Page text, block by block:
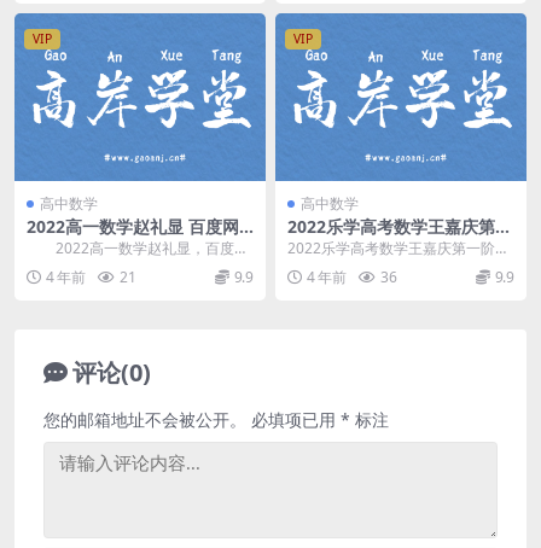
VIP
高中数学
2022高一数学赵礼显 百度网
盘分享
2022高一数学赵礼显，百度网
盘高中数学课程8.02G高清视频。
资源目录...
4 年前 21 9.9
VIP
高中数学
2022乐学高考数学王嘉庆第一
阶段（11.1G高清视频）百度
网盘分享
2022乐学高考数学王嘉庆第一阶
段，百度网盘高考数学复习课程11.
1G高清视频。...
4 年前 36 9.9
评论(0)
您的邮箱地址不会被公开。 必填项已用 * 标注